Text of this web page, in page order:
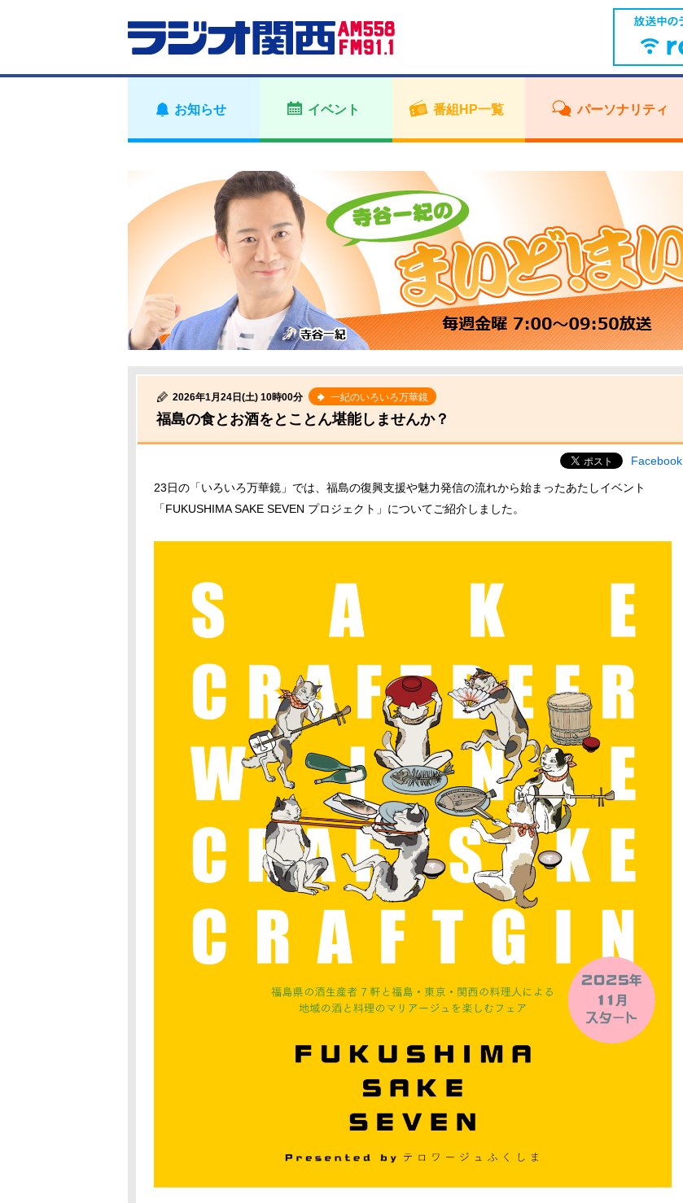
お知らせ イベント 番組HP一覧 パーソナリティ
2026年1月24日(土) 10時00分 一紀のいろいろ万華鏡
福島の食とお酒をとことん堪能しませんか？
Facebook
23日の「いろいろ万華鏡」では、福島の復興支援や魅力発信の流れから始まったあたしイベント
「FUKUSHIMA SAKE SEVEN プロジェクト」についてご紹介しました。